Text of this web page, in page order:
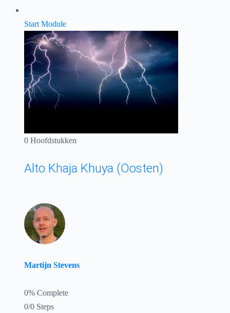
Start Module
0 Hoofdstukken
Alto Khaja Khuya (Oosten)
Martijn Stevens
0% Complete
0/0 Steps